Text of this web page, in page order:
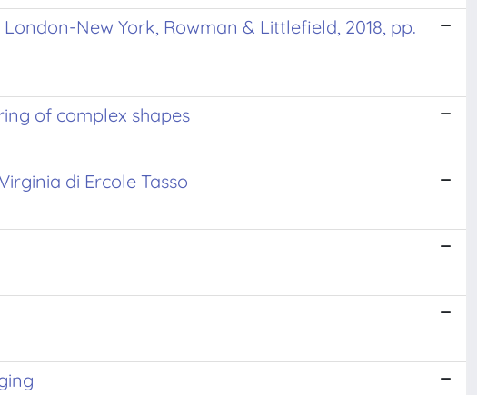
New York, Rowman & Littlefield, 2018, pp.
of complex shapes
di Ercole Tasso